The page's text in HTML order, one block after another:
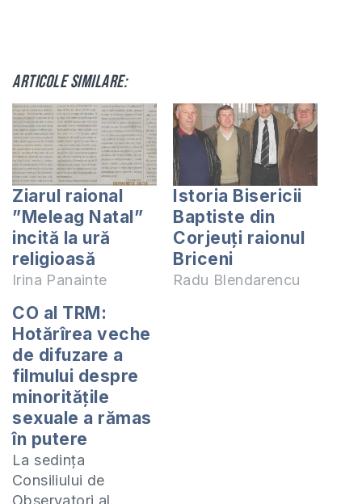
Articole similare:
Ziarul raional
”Meleag Natal”
incită la ură
religioasă
Irina Panainte
Istoria Bisericii
Baptiste din
Corjeuți raionul
Briceni
Radu Blendarencu
CO al TRM:
Hotărîrea veche
de difuzare a
filmului despre
minorităţile
sexuale a rămas
în putere
La sedința
Consiliului de
Observatori al